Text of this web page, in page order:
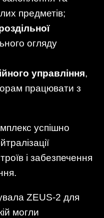
предметів;
огляду
управління,
працювати з
успішно
і забезпечення
ZEUS-2 для
могли